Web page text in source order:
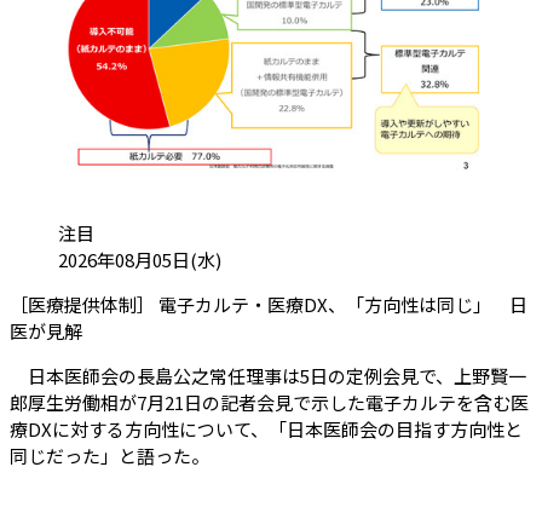
カテゴリ:
注目
投稿日:2026年08月05日(水)
［医療提供体制］ 電子カルテ・医療DX、「方向性は同じ」 日
医が見解（会員限定記事）
日本医師会の長島公之常任理事は5日の定例会見で、上野賢一
郎厚生労働相が7月21日の記者会見で示した電子カルテを含む医
療DXに対する方向性について、「日本医師会の目指す方向性と
同じだった」と語った。